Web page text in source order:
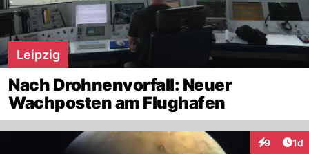
Leipzig
Nach Drohnenvorfall: Neuer
Wachposten am Flughafen
9 1d